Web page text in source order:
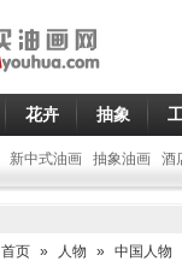
花卉 抽象
新中式油画 抽象油画 酒
首页 » 人物 » 中国人物